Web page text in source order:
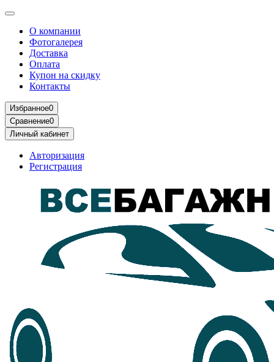
О компании
Фотогалерея
Доставка
Оплата
Купон на скидку
Контакты
Избранное0
Сравнение0
Личный кабинет
Авторизация
Регистрация